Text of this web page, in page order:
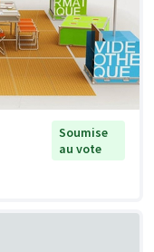
Soumise
au vote